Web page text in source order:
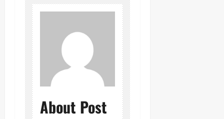
About Post